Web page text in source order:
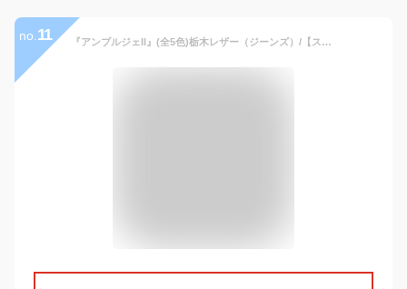
no. 11 『アンブルジェII』(全5色)栃木レザー（ジーンズ）/【スマートキーケース 2個収納 スマートキー 2個 キーケース 財布 一体型 免許証 カード入れ付き カード 小銭入れ カラビナ メンズ レディース コンパクト 本革】【AGILITY affa(アジリティアッファ)】(0348)